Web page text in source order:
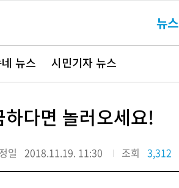
요뉴스
뉴스 시민기자 뉴스
다면 놀러오세요!
일 2018.11.19. 11:30 조회 3,312